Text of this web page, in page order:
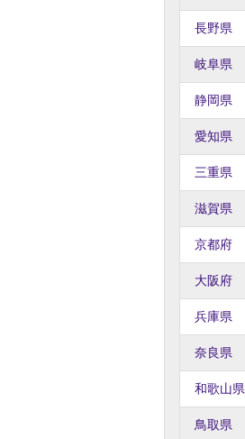
長野県
岐阜県
静岡県
愛知県
三重県
滋賀県
京都府
大阪府
兵庫県
奈良県
和歌山県
鳥取県